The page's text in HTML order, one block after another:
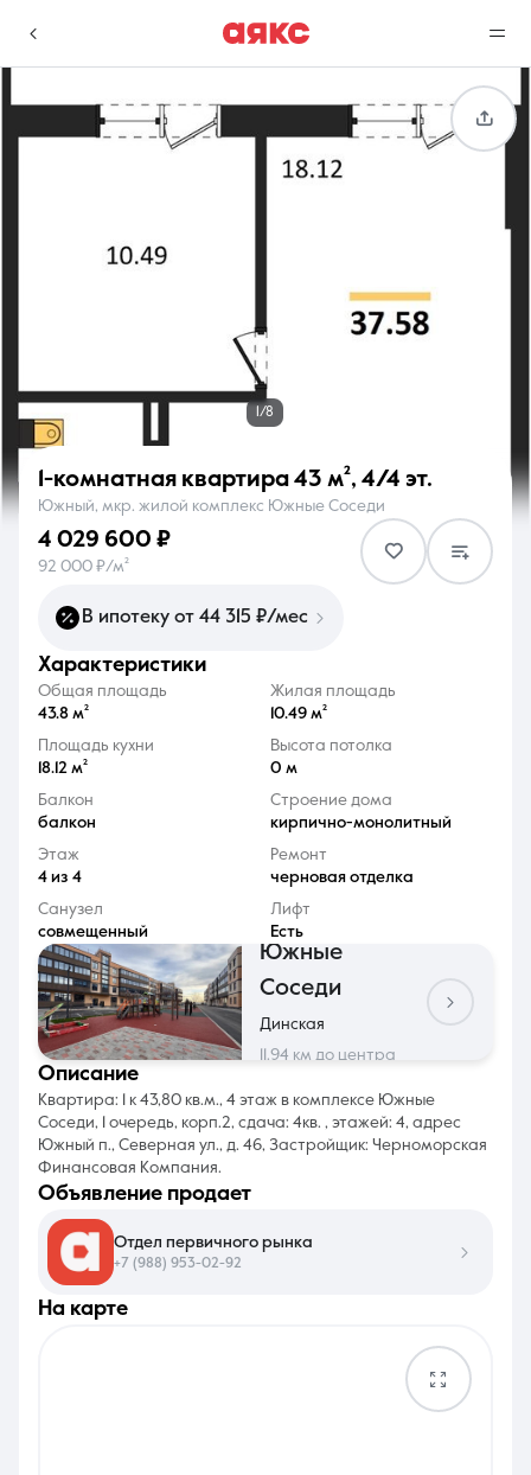
Избранное
0 объявлений
О компании Контакты
8 (861) 297-00-00
1/8
1-комнатная квартира 43 м², 4/4 эт.
Южный, мкр. жилой комплекс Южные Соседи
4 029 600 ₽
92 000 ₽/м²
В ипотеку от 44 315 ₽/мес
характеристики
Общая площадь
43.8 м²
Жилая площадь
10.49 м²
Площадь кухни
18.12 м²
Высота потолка
0 м
Балкон
балкон
Строение дома
кирпично-монолитный
Этаж
4 из 4
Ремонт
черновая отделка
Санузел
совмещенный
Лифт
Есть
Южные
Соседи
Динская
11.94 км до центра
описание
Квартира: 1 к 43,80 кв.м., 4 этаж в комплексе Южные
Соседи, 1 очередь, корп.2, сдача: 4кв. , этажей: 4, адрес
Южный п., Северная ул., д. 46, Застройщик: Черноморская
Финансовая Компания.
на карте
объявление продает
Отдел первичного рынка
+7 (988) 953-02-92